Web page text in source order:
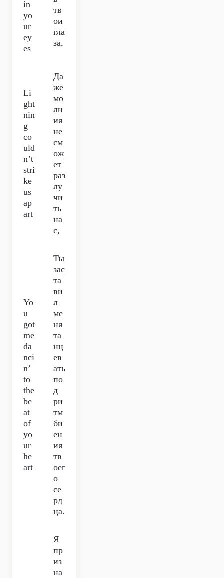
in
yo
ur
ey
es
тв
ои
гла
за,
Li
ght
nin
g
co
uld
n’t
stri
ke
us
ap
art
Да
же
мо
лн
ия
не
см
ож
ет
раз
лу
чи
ть
на
с,
Yo
u
got
me
da
nci
n’
to
the
be
at
of
yo
ur
he
art
Ты
зас
та
ви
л
ме
ня
та
нц
ев
ать
по
д
ри
тм
би
ен
ия
тв
оег
о
се
рд
ца.
Я
пр
из
на